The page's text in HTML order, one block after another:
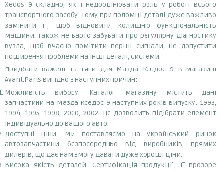
Xedos 9 складно, як і недооцінювати роль у роботі всього
транспортного засобу. Тому при поломці деталі дуже важливо
замінити її, щоб відновити колишню функціональність
машини. Також не варто забувати про регулярну діагностику
вузла, щоб вчасно помітити перші сигнали, не допустити
поширення проблеми на інші деталі, системи.
Придбати важелі та тяги для Мазда Кседос 9 в магазині
Avant.Parts вигідно з наступних причин:
Можливість вибору. Каталог магазину містить дані
запчастини на Мазда Кседос 9 наступних років випуску: 1993,
1994, 1995, 1998, 2000, 2002. Це дозволить підібрати елемент
індивідуально до вашого авто.
Доступні ціни. Ми поставляємо на український ринок
автозапчастини безпосередньо від виробників, прямих
дилерів, що дає нам змогу давати дуже хороші ціни.
Висока якість деталей. Сертифікація продукції, її прозоре